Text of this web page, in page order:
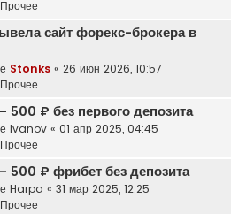
Прочее
сайт форекс-брокера в
Stonks « 26 июн 2026, 10:57
Прочее
500 ₽ без первого депозита
Ivanov « 01 апр 2025, 04:45
Прочее
500 ₽ фрибет без депозита
Harpa « 31 мар 2025, 12:25
Прочее